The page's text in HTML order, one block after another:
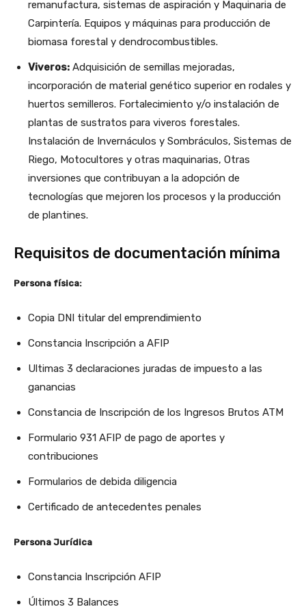
remanufactura, sistemas de aspiración y Maquinaria de
Carpintería. Equipos y máquinas para producción de
biomasa forestal y dendrocombustibles.
Viveros: Adquisición de semillas mejoradas,
incorporación de material genético superior en rodales y
huertos semilleros. Fortalecimiento y/o instalación de
plantas de sustratos para viveros forestales.
Instalación de Invernáculos y Sombráculos, Sistemas de
Riego, Motocultores y otras maquinarias, Otras
inversiones que contribuyan a la adopción de
tecnologías que mejoren los procesos y la producción
de plantines.
Requisitos de documentación mínima
Persona física:
Copia DNI titular del emprendimiento
Constancia Inscripción a AFIP
Ultimas 3 declaraciones juradas de impuesto a las
ganancias
Constancia de Inscripción de los Ingresos Brutos ATM
Formulario 931 AFIP de pago de aportes y
contribuciones
Formularios de debida diligencia
Certificado de antecedentes penales
Persona Jurídica
Constancia Inscripción AFIP
Últimos 3 Balances